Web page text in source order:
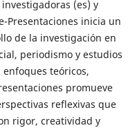
(es) y
Presentaciones inicia un
de la investigación en
periodismo y estudios
teóricos,
promueve
reflexivas que
rigor, creatividad y